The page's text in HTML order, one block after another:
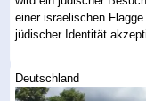
einer israelischen
jüdischer Identität
Deutschland